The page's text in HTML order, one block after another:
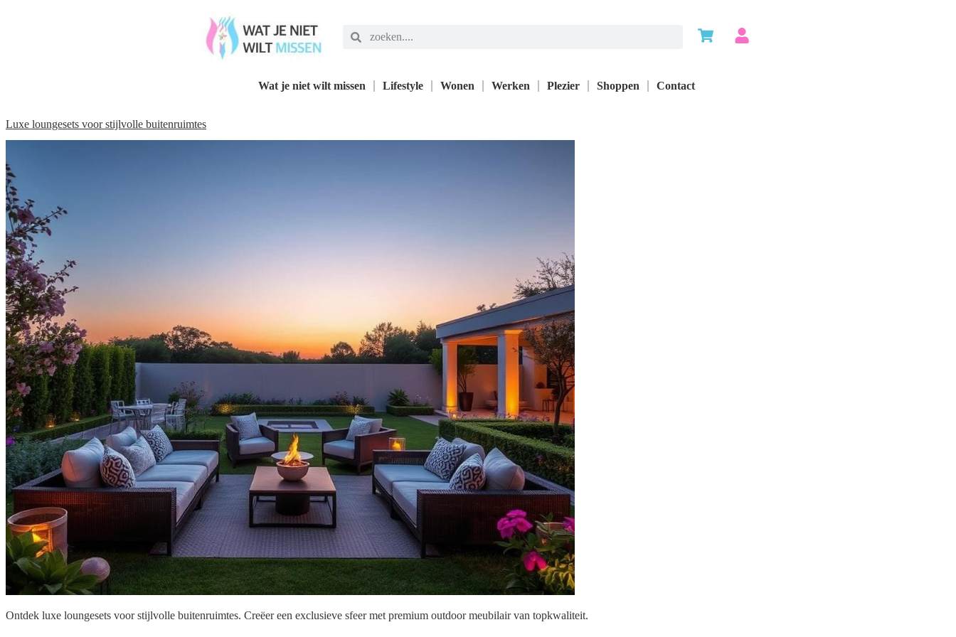
Wat je niet wilt missen Lifestyle Wonen Werken Plezier Shoppen Contact
Luxe loungesets voor stijlvolle buitenruimtes
Ontdek luxe loungesets voor stijlvolle buitenruimtes. Creëer een exclusieve sfeer met premium outdoor meubilair van topkwaliteit.